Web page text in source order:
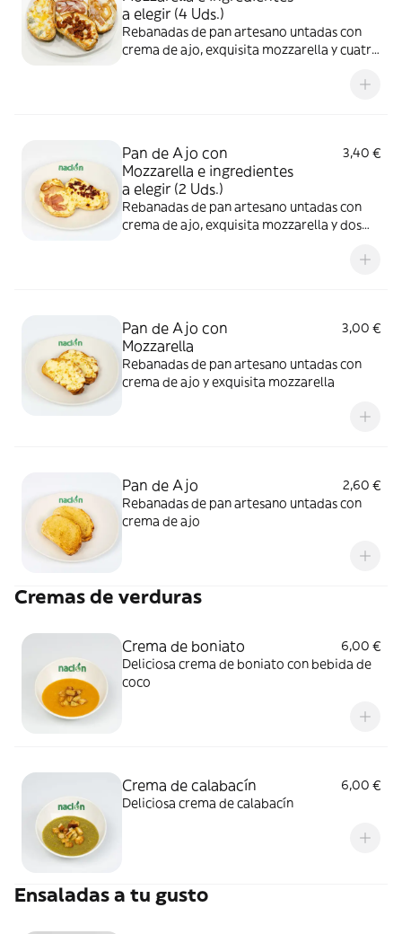
a elegir (4 Uds.)
Rebanadas de pan artesano untadas con
crema de ajo, exquisita mozzarella y cuatro
Pan de Ajo con
Mozzarella e ingredientes
a elegir (2 Uds.)
3,40 €
Rebanadas de pan artesano untadas con
crema de ajo, exquisita mozzarella y dos
Pan de Ajo con
Mozzarella
3,00 €
Rebanadas de pan artesano untadas con
crema de ajo y exquisita mozzarella
Pan de Ajo
2,60 €
Rebanadas de pan artesano untadas con
crema de ajo
Cremas de verduras
Crema de boniato
6,00 €
Deliciosa crema de boniato con bebida de
coco
Crema de calabacín
6,00 €
Deliciosa crema de calabacín
Ensaladas a tu gusto